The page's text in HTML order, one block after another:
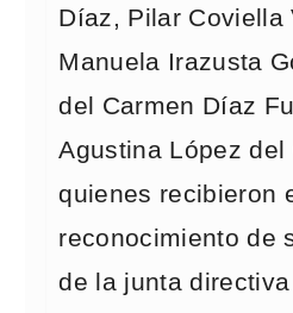
Díaz, Pilar Coviella
Manuela Irazusta
del Carmen Díaz
Agustina López del
quienes recibieron
reconocimiento de
de la junta